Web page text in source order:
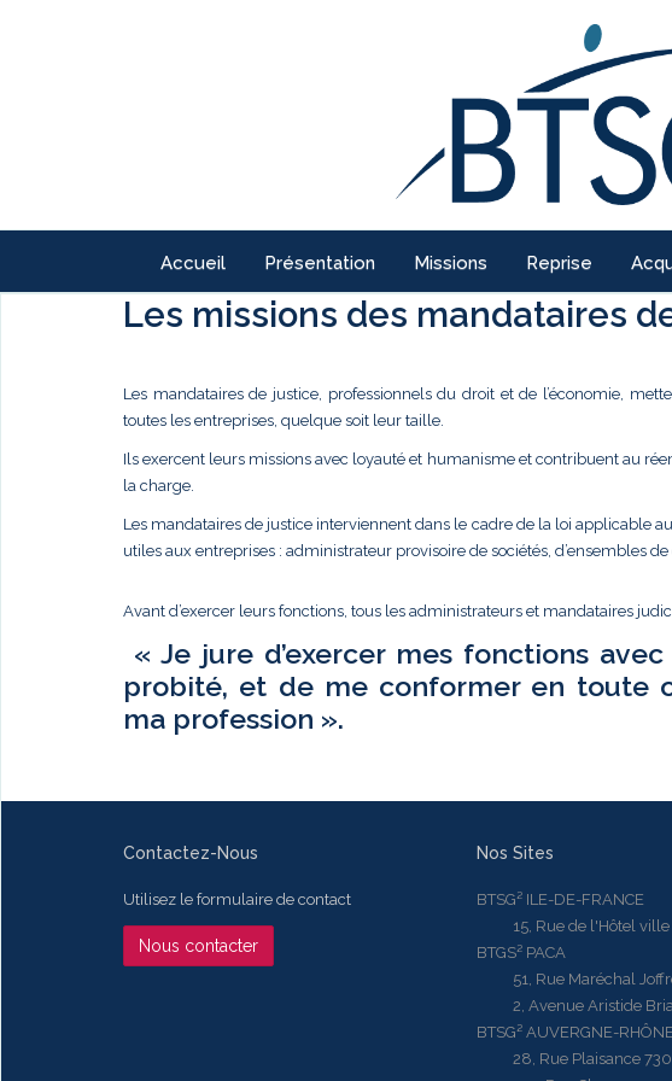
Accueil Présentation Missions Reprise
Les missions des mandataires
Les mandataires de justice, professionnels du droit et de l’économie,
toutes les entreprises, quelque soit leur taille.
Ils exercent leurs missions avec loyauté et humanisme et contribuent au
la charge.
Les mandataires de justice interviennent dans le cadre de la loi applicable
utiles aux entreprises : administrateur provisoire de sociétés, d’ensembles
Avant d’exercer leurs fonctions, tous les administrateurs et mandataires
« Je jure d’exercer mes fonctions
probité, et de me conformer en toute
ma profession ».
Contactez-Nous
Utilisez le formulaire de contact
Nous contacter
Nos Sites
BTSG² ILE-DE-FRANCE
15, Rue de l'Hôtel ville
BTGS² PACA
51, Rue Maréchal
2, Avenue Aristide
BTSG² AUVERGNE-
28, Rue Plaisance